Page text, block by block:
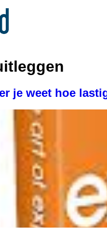
je weet hoe